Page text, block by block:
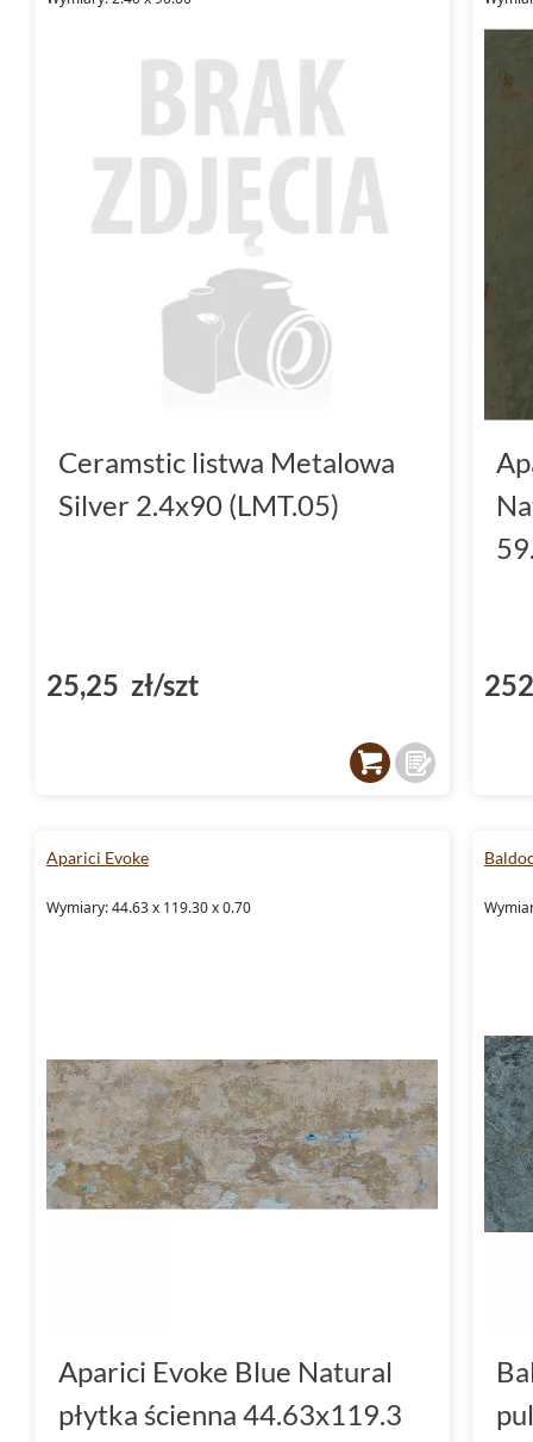
Ceramstic listwa Metalowa
Silver 2.4x90 (LMT.05)
25,25 zł/szt
Aparici Evoke
Wymiary: 44.63 x 119.30 x 0.70
Aparici Evoke Blue Natural
płytka ścienna 44.63x119.3